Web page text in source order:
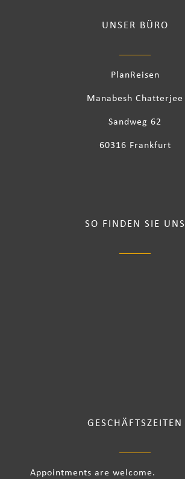
UNSER BÜRO
PlanReisen
Manabesh Chatterjee
Sandweg 62
60316 Frankfurt
SO FINDEN SIE UNS
GESCHÄFTSZEITEN
Appointments are welcome.